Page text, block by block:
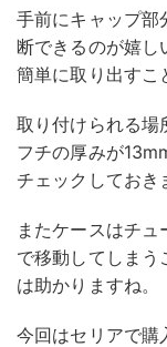
手前にキャップ部
断できるのが嬉し
簡単に取り出すこ
取り付けられる
フチの厚みが
チェックしておき
またケースはチ
で移動してしま
は助かりますね。
今回はセリアで購